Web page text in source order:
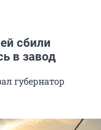
сбили
в завод
губернатор